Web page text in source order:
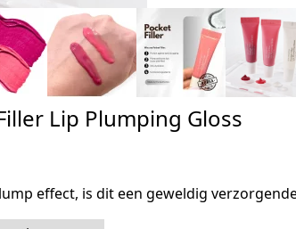
Lip Plumping Gloss
effect, is dit een geweldig